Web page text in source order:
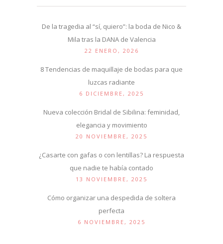
De la tragedia al “sí, quiero”: la boda de Nico &
Mila tras la DANA de Valencia
22 ENERO, 2026
8 Tendencias de maquillaje de bodas para que
luzcas radiante
6 DICIEMBRE, 2025
Nueva colección Bridal de Sibilina: feminidad,
elegancia y movimiento
20 NOVIEMBRE, 2025
¿Casarte con gafas o con lentillas? La respuesta
que nadie te había contado
13 NOVIEMBRE, 2025
Cómo organizar una despedida de soltera
perfecta
6 NOVIEMBRE, 2025